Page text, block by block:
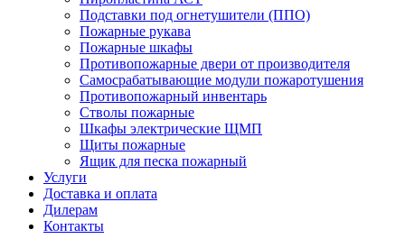
Подставки под огнетушители (ППО)
Пожарные рукава
Пожарные шкафы
Противопожарные двери от производителя
Самосрабатывающие модули пожаротушения
Противопожарный инвентарь
Стволы пожарные
Шкафы электрические ЩМП
Щиты пожарные
Ящик для песка пожарный
Услуги
Доставка и оплата
Дилерам
Контакты